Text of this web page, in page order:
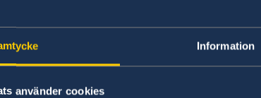
Information
använder cookies